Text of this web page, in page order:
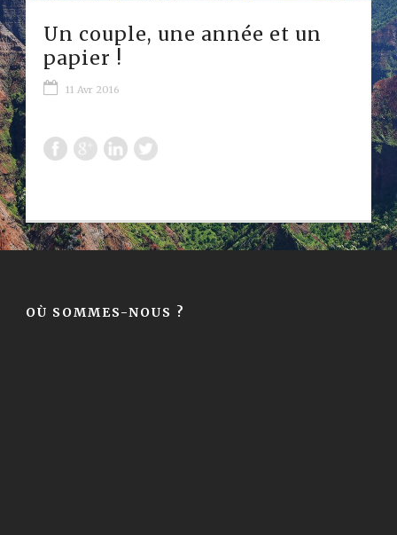
Un couple, une année et un
papier !
11 Avr 2016
OÙ SOMMES-NOUS ?